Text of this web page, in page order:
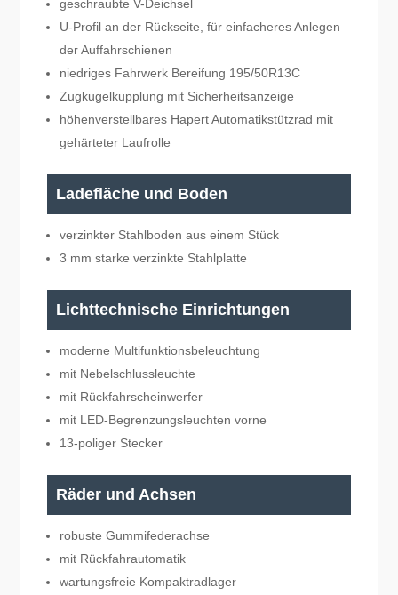
geschraubte V-Deichsel
U-Profil an der Rückseite, für einfacheres Anlegen
der Auffahrschienen
niedriges Fahrwerk Bereifung 195/50R13C
Zugkugelkupplung mit Sicherheitsanzeige
höhenverstellbares Hapert Automatikstützrad mit
gehärteter Laufrolle
Ladefläche und Boden
verzinkter Stahlboden aus einem Stück
3 mm starke verzinkte Stahlplatte
Lichttechnische Einrichtungen
moderne Multifunktionsbeleuchtung
mit Nebelschlussleuchte
mit Rückfahrscheinwerfer
mit LED-Begrenzungsleuchten vorne
13-poliger Stecker
Räder und Achsen
robuste Gummifederachse
mit Rückfahrautomatik
wartungsfreie Kompaktradlager